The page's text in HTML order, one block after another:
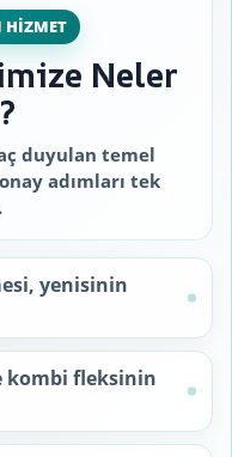
HIZMET
Neler
duyulan temel
adımları tek
yenisinin
kombi fleksinin